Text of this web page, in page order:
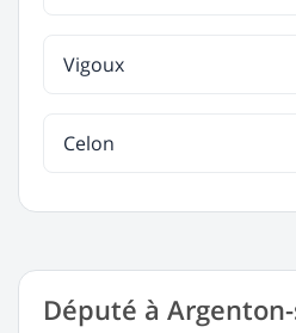
Vigoux
Celon
Député à